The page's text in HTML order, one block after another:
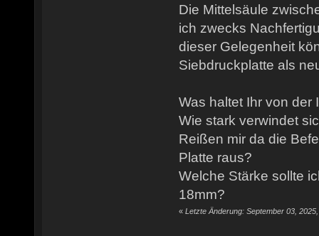
Die Mittelsäule
ich zwecks
dieser Gelegenheit
Siebdruckplatte als
Was haltet Ihr von der
Wie stark verwindet
Reißen mir da die
Platte raus?
Welche Stärke sollte
18mm?
« Letzte Änderung: September 03,